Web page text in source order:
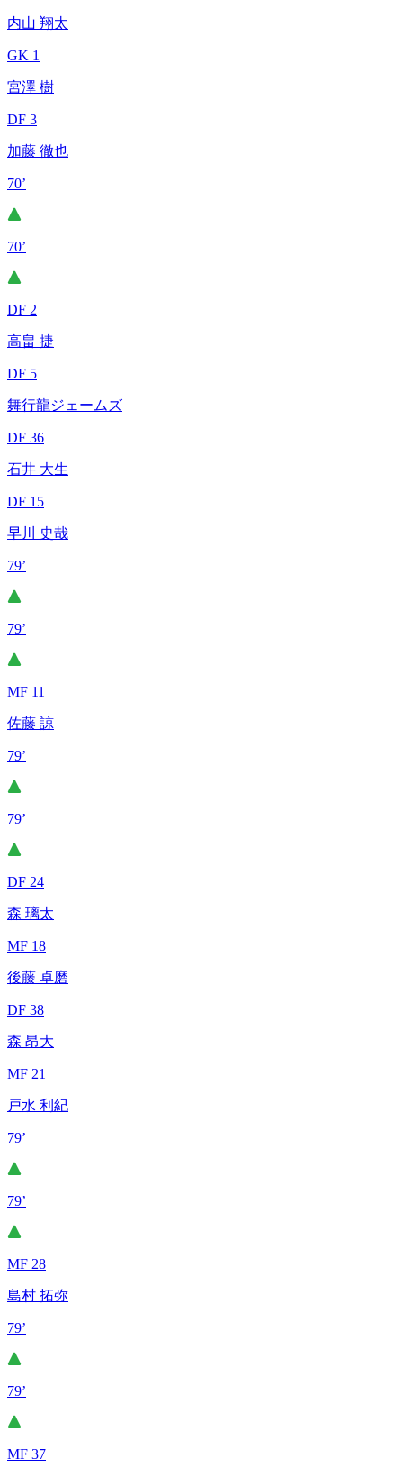
内山 翔太
GK 1
宮澤 樹
DF 3
加藤 徹也
70’
70’
DF 2
高畠 捷
DF 5
舞行龍ジェームズ
DF 36
石井 大生
DF 15
早川 史哉
79’
79’
MF 11
佐藤 諒
79’
79’
DF 24
森 璃太
MF 18
後藤 卓磨
DF 38
森 昂大
MF 21
戸水 利紀
79’
79’
MF 28
島村 拓弥
79’
79’
MF 37